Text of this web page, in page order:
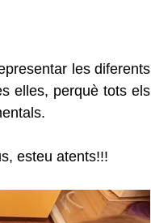
les diferents
elles, perquè tots els
esteu atents!!!